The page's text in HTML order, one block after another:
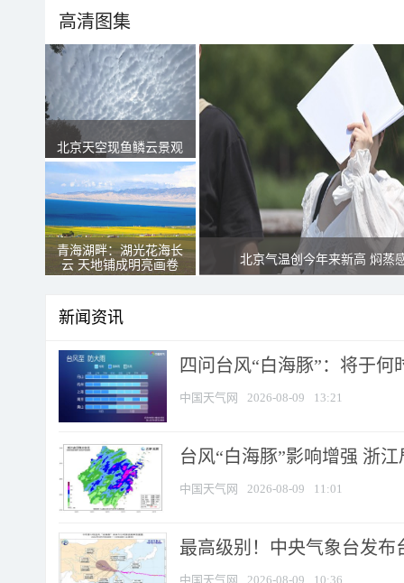
高清图集
北京天空现鱼鳞云景观
青海湖畔：湖光花海长
云 天地铺成明亮画卷
北京气温创今年来新高 焖蒸
新闻资讯
四问台风“白海豚”：将于
中国天气网 2026-08-09 13:21
台风“白海豚”影响增强 浙
中国天气网 2026-08-09 11:01
最高级别！中央气象台发布
中国天气网 2026-08-09 10:36